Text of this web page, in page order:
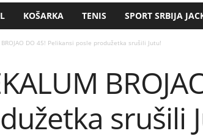
KOŠARKA TENIS SPORT SRBIJA
BROJAO DO 45! Pelikansi posle produžetka srušili Jutu!
srušili